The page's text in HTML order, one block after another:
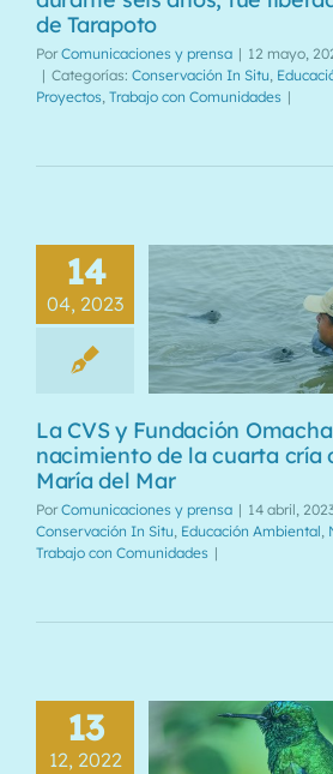
de Tarapoto
Por Comunicaciones y prensa | 12 mayo,
| Categorías: Conservación In Situ,
Proyectos, Trabajo con Comunidades |
14
04, 2023
La CVS y Fundación
nacimiento de la cuarta cría
María del Mar
Por Comunicaciones y prensa | 14 abril,
Conservación In Situ, Educación Ambiental,
Trabajo con Comunidades |
13
12, 2022